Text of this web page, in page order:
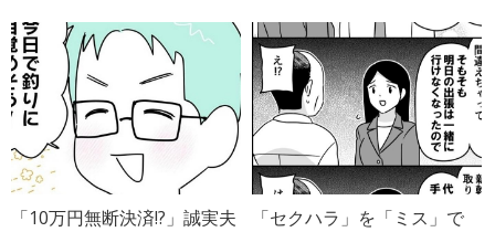
「10万円無断決済!?」誠実夫
「セクハラ」を「ミス」で